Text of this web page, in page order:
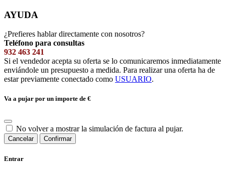
AYUDA
¿Prefieres hablar directamente con nosotros?
Teléfono para consultas
932 463 241
Si el vendedor acepta su oferta se lo comunicaremos inmediatamente
enviándole un presupuesto a medida. Para realizar una oferta ha de
estar previamente conectado como USUARIO.
Va a pujar por un importe de €
No volver a mostrar la simulación de factura al pujar.
Cancelar Confirmar
Entrar